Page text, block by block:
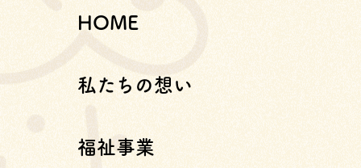
HOME
私たちの想い
福祉事業